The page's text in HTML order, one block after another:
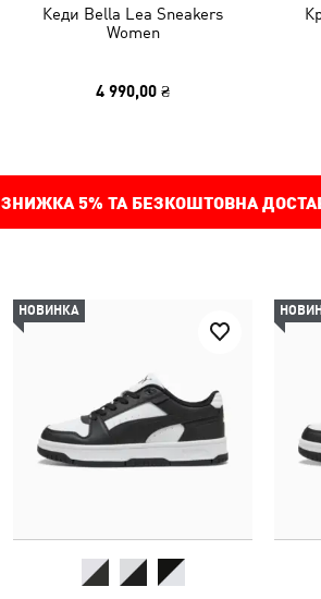
Кеди Bella Lea Sneakers
Women
4 990,00 ₴
ЗНИЖКА 5% ТА БЕЗКОШТОВНА
НОВИНКА